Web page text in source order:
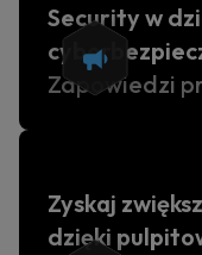
Security w
Zapowiedzi
Zyskaj
dzięki